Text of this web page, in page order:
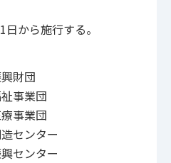
から施行する。
財団
事業団
事業団
センター
センター